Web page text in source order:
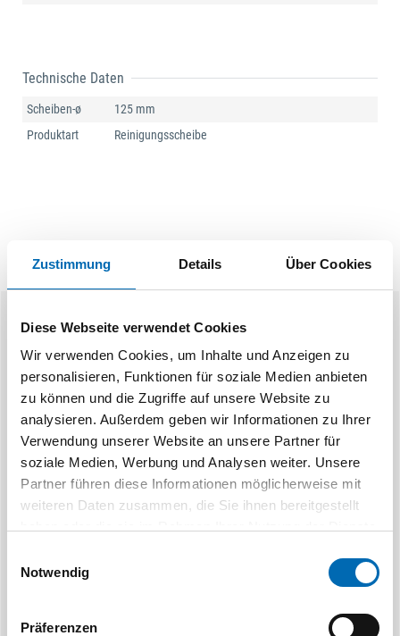
Zustimmung Details Über Cookies
Diese Webseite verwendet Cookies
Wir verwenden Cookies, um Inhalte und Anzeigen zu
personalisieren, Funktionen für soziale Medien anbieten
zu können und die Zugriffe auf unsere Website zu
analysieren. Außerdem geben wir Informationen zu Ihrer
Verwendung unserer Website an unsere Partner für
soziale Medien, Werbung und Analysen weiter. Unsere
Partner führen diese Informationen möglicherweise mit
weiteren Daten zusammen, die Sie ihnen bereitgestellt
Notwendig
Präferenzen
Technische Daten
Scheiben-ø
125 mm
Produktart
Reinigungsscheibe
Ähnliche Produkte
TYROLIT
Grobreinigungsscheiben Standard